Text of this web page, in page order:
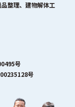
整理、建物解体工
号
号